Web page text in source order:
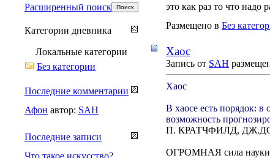
это как раз то что надо
Размещено в Без
Хаос
Запись от SAH
Хаос
В хаосе есть порядок: в
возможность
П. КРАТЧФИЛД,
ОГРОМНАЯ сила науки
Расширенный поиск
Категории дневника
Локальные категории
Без категории
Последние комментарии
Афон автор: SAH
Последние записи
Что такое искусство?